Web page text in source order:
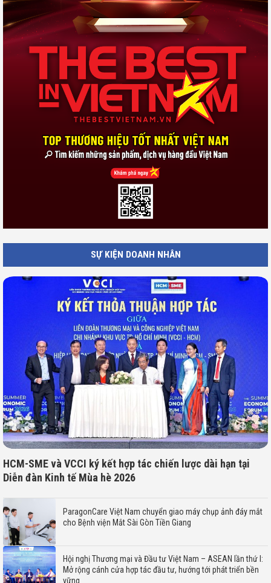
SỰ KIỆN DOANH NHÂN
HCM-SME và VCCI ký kết hợp tác chiến lược dài hạn tại
Diễn đàn Kinh tế Mùa hè 2026
ParagonCare Việt Nam chuyển giao máy chụp ảnh đáy mắt
cho Bệnh viện Mắt Sài Gòn Tiền Giang
Hội nghị Thương mại và Đầu tư Việt Nam – ASEAN lần thứ I:
Mở rộng cánh cửa hợp tác đầu tư, hướng tới phát triển bền
vững